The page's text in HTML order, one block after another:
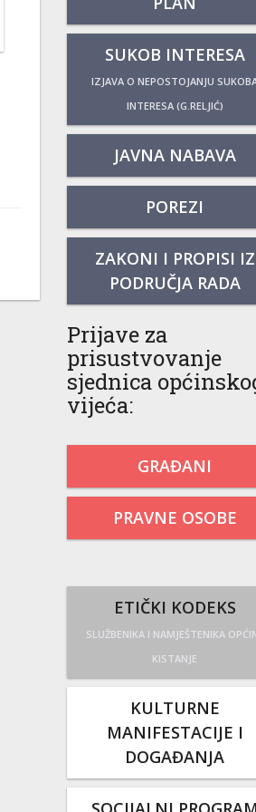
SUKOB INTERESA
IZJAVA O NEPOSTOJANJU
INTERESA (G.RELJIĆ)
JAVNA NABAVA
POREZI
ZAKONI I PROPISI IZ
PODRUČJA RADA
Prijave za
prisustvovanje
sjednica
vijeća:
GRAĐANI
PRAVNE OSOBE
ETIČKI KODEKS
SLUŽBENIKA I NAMJEŠTENIKA
KISTANJE
KULTURNE
MANIFESTACIJE I
DOGAĐANJA